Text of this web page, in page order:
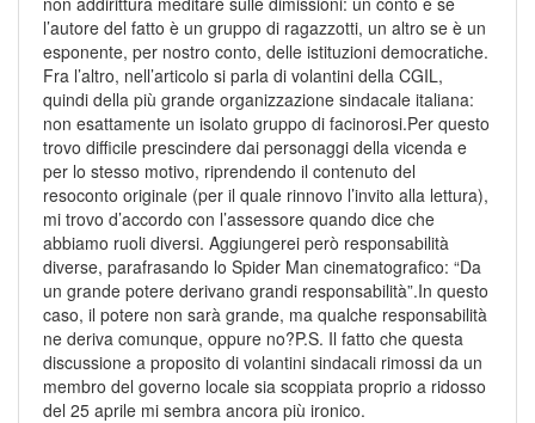
l’autore del fatto è un gruppo di ragazzotti, un altro se è un
esponente, per nostro conto, delle istituzioni democratiche.
Fra l’altro, nell’articolo si parla di volantini della CGIL,
quindi della più grande organizzazione sindacale italiana:
non esattamente un isolato gruppo di facinorosi.Per questo
trovo difficile prescindere dai personaggi della vicenda e
per lo stesso motivo, riprendendo il contenuto del
resoconto originale (per il quale rinnovo l’invito alla lettura),
mi trovo d’accordo con l’assessore quando dice che
abbiamo ruoli diversi. Aggiungerei però responsabilità
diverse, parafrasando lo Spider Man cinematografico: “Da
un grande potere derivano grandi responsabilità”.In questo
caso, il potere non sarà grande, ma qualche responsabilità
ne deriva comunque, oppure no?P.S. Il fatto che questa
discussione a proposito di volantini sindacali rimossi da un
membro del governo locale sia scoppiata proprio a ridosso
del 25 aprile mi sembra ancora più ironico.